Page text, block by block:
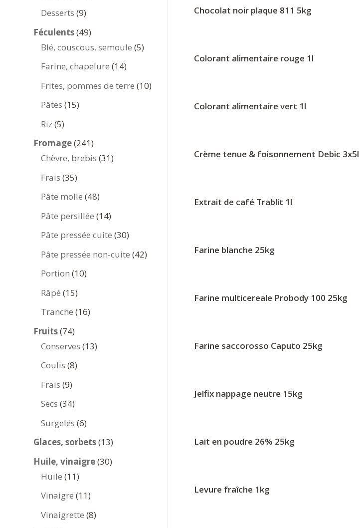
Desserts 99
produits
Féculents 4949
produits
Blé, couscous, semoule 55
Farine, chapelure 1414
produits
Frites, pommes de terre 1010
Pâtes 1515
Riz 55
produits
Fromage 241241
produits
Chèvre, brebis 3131
Frais 3535
produits
Pâte molle 4848
produits
Pâte persillée 1414
produits
Pâte pressée cuite 3030
produits
Pâte pressée non-cuite 4242
Portion 1010
Râpé 1515
produits
Tranche 1616
Fruits 7474
produits
Conserves 1313
Coulis 88
Frais 99
produits
Secs 3434
produits
Surgelés 66
produits
Glaces, sorbets 1313
produits
Huile, vinaigre 3030
Huile 1111
produits
Vinaigre 1111
produits
Vinaigrette 88
Chocolat noir plaque 811 5kg
Colorant alimentaire rouge 1l
Colorant alimentaire vert 1l
Crème tenue & foisonnement Debic 3x5l
Extrait de café Trablit 1l
Farine blanche 25kg
Farine multicereale Probody 100 25kg
Farine saccorosso Caputo 25kg
Jelfix nappage neutre 15kg
Lait en poudre 26% 25kg
Levure fraîche 1kg